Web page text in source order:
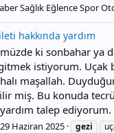
Sağlık Eğlence Spor
hakkında yardım
ki sonbahar ya
istiyorum. Uçak
maşallah.
miş. Bu konuda
talep ediyorum.
29 Haziran 2025 gezi